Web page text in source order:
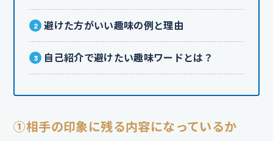
避けた方がいい趣味の例と理由
自己紹介で避けたい趣味ワードとは？
①相手の印象に残る内容になっているか